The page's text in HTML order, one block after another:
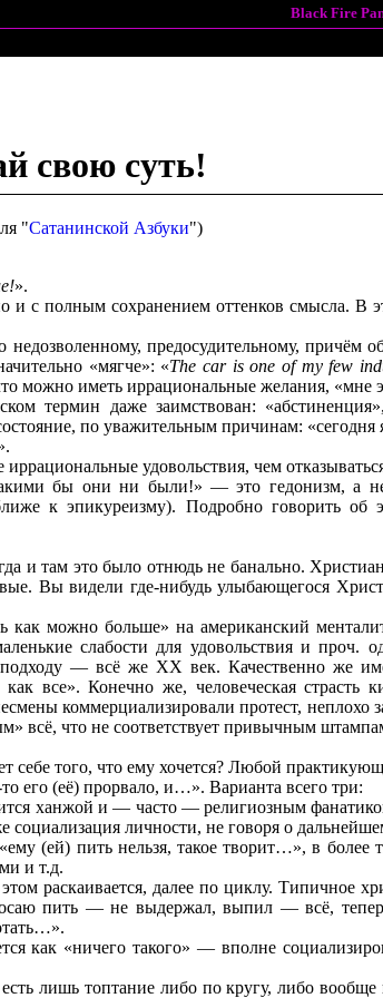
Black Fire
свою суть!
"Сатанинской Азбуки")
».
с полным сохранением оттенков смысла. В
предосудительному, причём
«мягче»: «The car is one of my few
можно иметь иррациональные желания, «мне
термин даже заимствован:
по уважительным причинам:
удовольствия, чем
бы они ни были!» — это гедонизм, а
к эпикуреизму). Подробно говорить
и там это было отнюдь не банально.
Вы видели где-нибудь улыбающегося
как можно больше» на американский
слабости для удовольствия и проч.
подходу — всё же XX век. Качественно же
все». Конечно же, человеческая страсть
коммерциализировали протест, неплохо
всё, что не соответствует привычным
себе того, что ему хочется? Любой
его (её) прорвало, и…». Варианта всего три:
ханжой и — часто — религиозным
личности, не говоря о
(ей) пить нельзя, такое творит…», в
и т.д.
раскаивается, далее по циклу. Типичное
пить — не выдержал, выпил — всё,
как «ничего такого» — вполне
лишь топтание либо по кругу, либо